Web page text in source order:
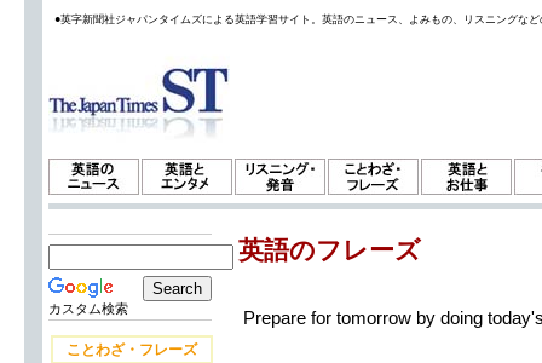
●英字新聞社ジャパンタイムズによる英語学習サイト。英語のニュース、よみもの、リスニングな
カスタム検索
ことわざ・フレーズ
英語のフレーズ
Prepare for tomorrow by doing